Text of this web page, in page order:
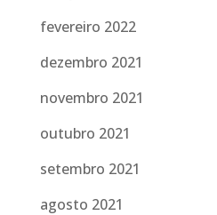
fevereiro 2022
dezembro 2021
novembro 2021
outubro 2021
setembro 2021
agosto 2021